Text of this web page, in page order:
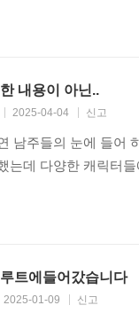
내용이 아닌..
2025-04-04 신고
남주들의 눈에 들어
는데 다양한 캐릭터
트에들어갔습니다
2025-01-09 신고